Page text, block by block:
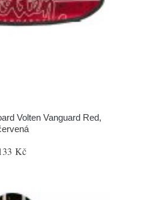
Volten Vanguard Red,
Kč